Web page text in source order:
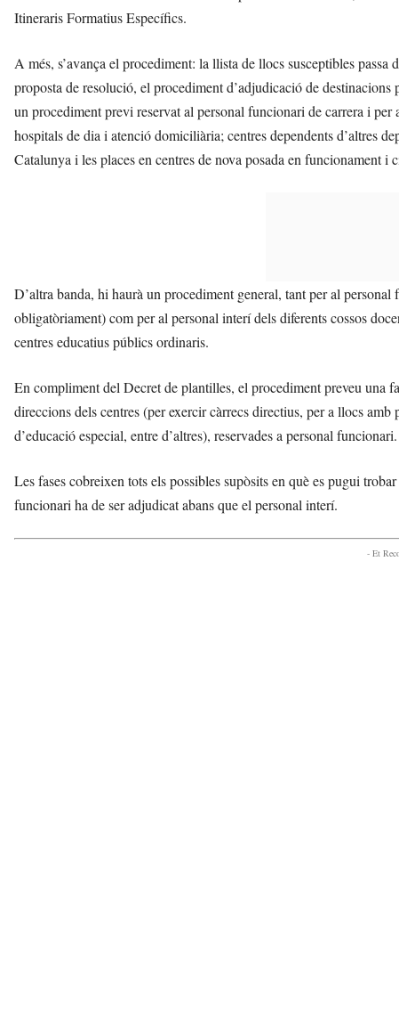
Itineraris Formatius Específics.
A més, s’avança el procediment: la llista de llocs susceptibles
proposta de resolució, el procediment d’adjudicació de
un procediment previ reservat al personal funcionari de carrera i per
hospitals de dia i atenció domiciliària; centres dependents d’altres
Catalunya i les places en centres de nova posada en funcionament
D’altra banda, hi haurà un procediment general, tant per al
obligatòriament) com per al personal interí dels diferents cossos
centres educatius públics ordinaris.
En compliment del Decret de plantilles, el procediment preveu una
direccions dels centres (per exercir càrrecs directius, per a llocs
d’educació especial, entre d’altres), reservades a personal funcionari.
Les fases cobreixen tots els possibles supòsits en què es pugui
funcionari ha de ser adjudicat abans que el personal interí.
- Et